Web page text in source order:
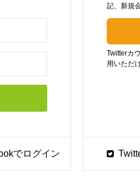
記、新規
Twitterカ
用いただ